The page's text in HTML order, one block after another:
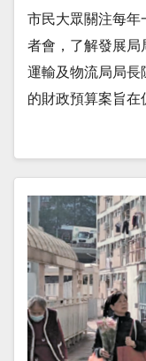
市民大眾關注每年
者會，了解發展局
運輸及物流局局長
的財政預算案旨在